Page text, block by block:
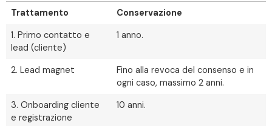
Trattamento Conservazione
1. Primo contatto e
lead (cliente)
1 anno.
2. Lead magnet
Fino alla revoca del consenso e in
ogni caso, massimo 2 anni.
3. Onboarding cliente
e registrazione
10 anni.